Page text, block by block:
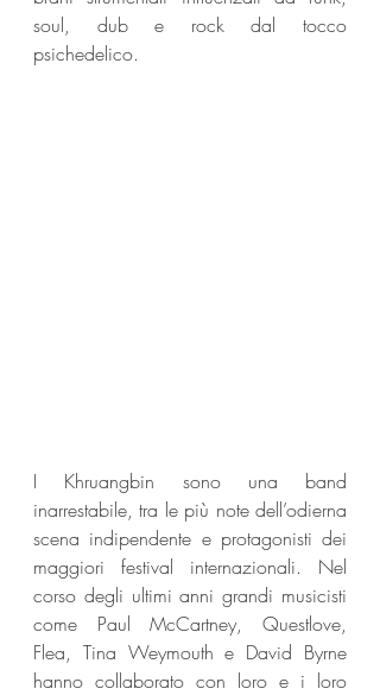
soul, dub e rock dal tocco
psichedelico.
I Khruangbin sono una band
inarrestabile, tra le più note dell’odierna
scena indipendente e protagonisti dei
maggiori festival internazionali. Nel
corso degli ultimi anni grandi musicisti
come Paul McCartney, Questlove,
Flea, Tina Weymouth e David Byrne
hanno collaborato con loro e i loro